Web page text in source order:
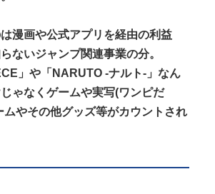
漫画や公式アプリを経由の利益
ないジャンプ関連事業の分。
」や「NARUTO -ナルト-」なん
ゃなくゲームや実写(ワンピだ
ムやその他グッズ等がカウントされ